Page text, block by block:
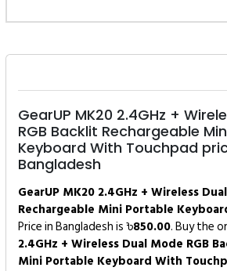
GearUP MK20 2.4GHz +
RGB Backlit Rechargeable
Keyboard With Touchpad
Bangladesh
GearUP MK20 2.4GHz + Wireless
Rechargeable Mini Portable
Price in Bangladesh is ৳850.00. Buy the
2.4GHz + Wireless Dual Mode RGB
Mini Portable Keyboard With